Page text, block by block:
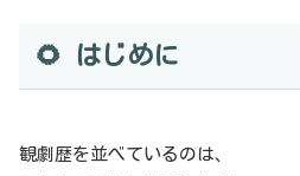
🌻 はじめに
観劇歴を並べているのは、